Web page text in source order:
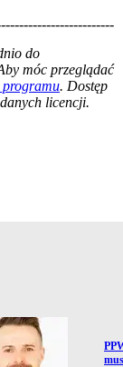
do
móc przeglądać
programu. Dostęp
licencji.